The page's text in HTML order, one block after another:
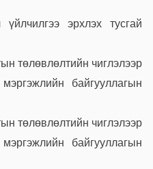
эрхлэх тусгай
төлөвлөлтийн чиглэлээр
байгууллагын
төлөвлөлтийн чиглэлээр
байгууллагын